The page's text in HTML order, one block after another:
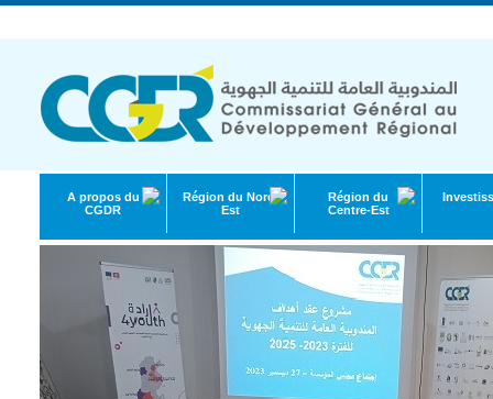
A propos du
CGDR
Région du Nord-
Est
Région du
Centre-Est